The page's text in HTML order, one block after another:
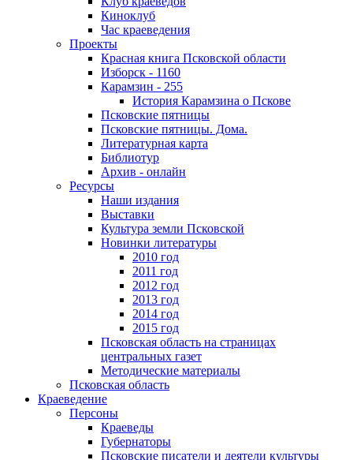
Киноклуб
Час краеведения
Проекты
Красная книга Псковской области
Изборск - 1160
Карамзин - 255
История Карамзина о Пскове
Псковские пятницы
Псковские пятницы. Дома.
Литературная карта
Библиотур
Архив - онлайн
Ресурсы
Наши издания
Выставки
Культура земли Псковской
Новинки литературы
2010 год
2011 год
2012 год
2013 год
2014 год
2015 год
Псковская область на страницах
центральных газет
Методические материалы
Псковская область
Краеведение
Персоны
Краеведы
Губернаторы
Псковские писатели и деятели культуры